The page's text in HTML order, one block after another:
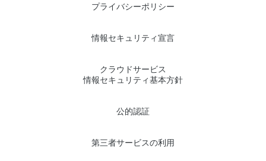
プライバシーポリシー
情報セキュリティ宣言
クラウドサービス
情報セキュリティ基本方針
公的認証
第三者サービスの利用